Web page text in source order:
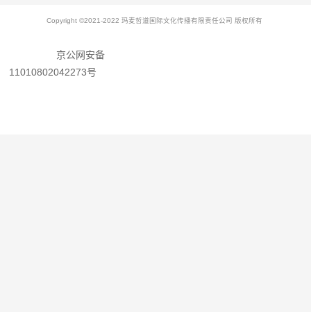
Copyright ©2021-2022 玛麦哲道国际文化传播有限责任公司 版权所有
京公网安备
11010802042273号